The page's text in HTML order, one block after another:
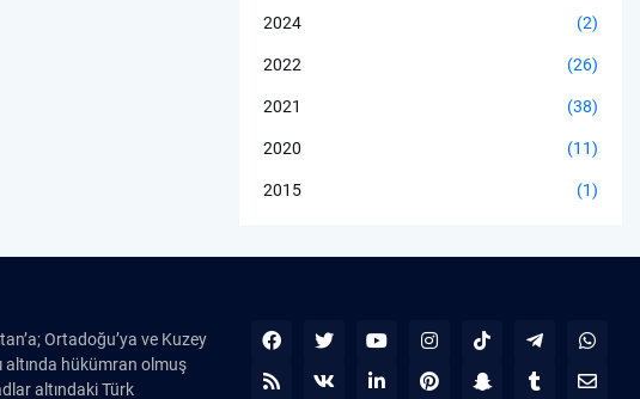
2024 (2)
2022 (26)
2021 (38)
2020 (11)
2015 (1)
Ortadoğu’ya ve Kuzey
altında hükümran olmuş
altındaki Türk